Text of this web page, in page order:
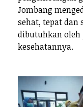
Jombang
sehat, tepat dan
dibutuhkan
kesehatannya.